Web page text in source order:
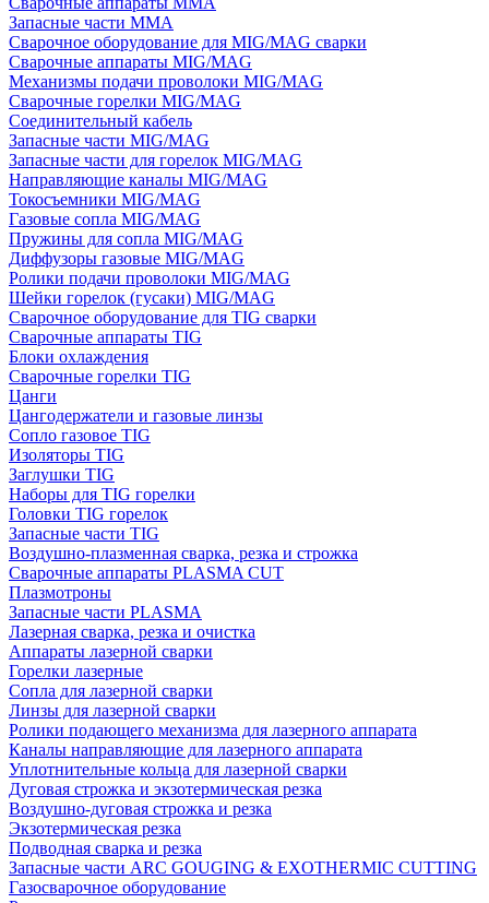
Запасные части MMA
Сварочное оборудование для MIG/MAG сварки
Сварочные аппараты MIG/MAG
Механизмы подачи проволоки MIG/MAG
Сварочные горелки MIG/MAG
Соединительный кабель
Запасные части MIG/MAG
Запасные части для горелок MIG/MAG
Направляющие каналы MIG/MAG
Токосъемники MIG/MAG
Газовые сопла MIG/MAG
Пружины для сопла MIG/MAG
Диффузоры газовые MIG/MAG
Ролики подачи проволоки MIG/MAG
Шейки горелок (гусаки) MIG/MAG
Сварочное оборудование для TIG сварки
Сварочные аппараты TIG
Блоки охлаждения
Сварочные горелки TIG
Цанги
Цангодержатели и газовые линзы
Сопло газовое TIG
Изоляторы TIG
Заглушки TIG
Наборы для TIG горелки
Головки TIG горелок
Запасные части TIG
Воздушно-плазменная сварка, резка и строжка
Сварочные аппараты PLASMA CUT
Плазмотроны
Запасные части PLASMA
Лазерная сварка, резка и очистка
Аппараты лазерной сварки
Горелки лазерные
Сопла для лазерной сварки
Линзы для лазерной сварки
Ролики подающего механизма для лазерного аппарата
Каналы направляющие для лазерного аппарата
Уплотнительные кольца для лазерной сварки
Дуговая строжка и экзотермическая резка
Воздушно-дуговая строжка и резка
Экзотермическая резка
Подводная сварка и резка
Запасные части ARC GOUGING & EXOTHERMIC CUTTING
Газосварочное оборудование